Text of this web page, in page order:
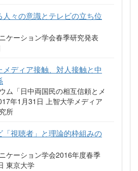
々の意識とテレビの立ち位
ケーション学会春季研究発表
ディア接触、対人接触と中
ム「日中両国民の相互信頼とメ
年1月31日 上智大学メディア
所
「視聴者」と理論的枠組みの
ケーション学会2016年度春季
東京大学